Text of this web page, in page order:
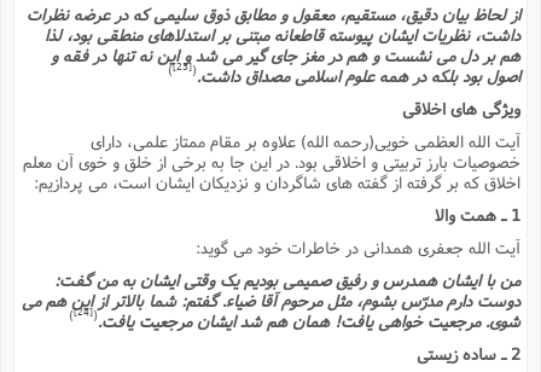
از لحاظ بیان دقیق، مستقیم، معقول و مطابق ذوق سلیمى که در عرضه نظرات
داشت، نظریات ایشان پیوسته قاطعانه مبتنى بر استدلاهاى منطقى بود، لذا
هم بر دل مى نشست و هم در مغز جاى گیر مى شد و این نه تنها در فقه و
اصول بود بلکه در همه علوم اسلامى مصداق داشت. [23]
)
ویژگى هاى اخلاقى
آیت الله العظمى خویى(رحمه الله) علاوه بر مقام ممتاز علمى، داراى
خصوصیات بارز تربیتى و اخلاقى بود. در این جا به برخى از خلق و خوى آن معلم
اخلاق که بر گرفته از گفته هاى شاگردان و نزدیکان ایشان است، مى پردازیم:
1 ـ همت والا
آیت الله جعفرى همدانى در خاطرات خود مى گوید:
من با ایشان همدرس و رفیق صمیمى بودیم یک وقتى ایشان به من گفت:
دوست دارم مدرّس بشوم، مثل مرحوم آقا ضیاء. گفتم: شما بالاتر از این هم مى
شوى. مرجعیت خواهى یافت! همان هم شد ایشان مرجعیت یافت.(
[24]
)
2 ـ ساده زیستى